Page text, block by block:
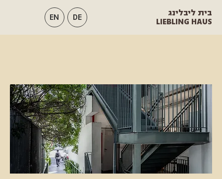
בית ליבלינג
LIEBLING HAUS
EN DE